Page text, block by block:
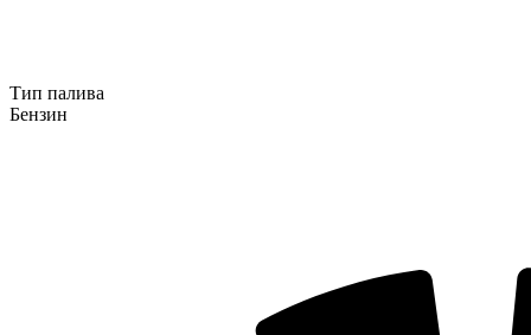
Тип палива
Бензин